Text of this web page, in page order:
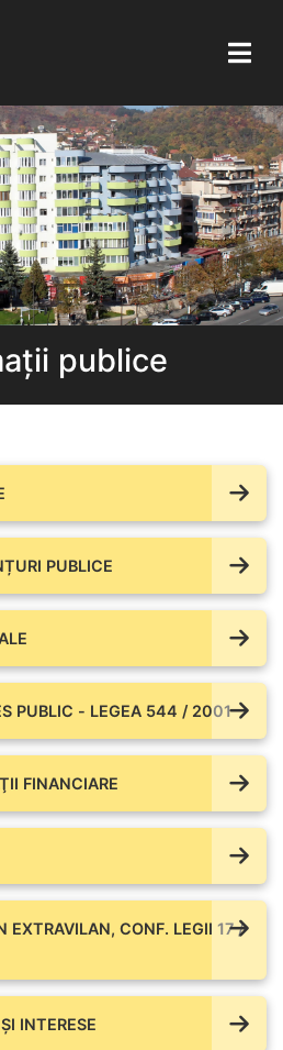
publice
PUBLICE
PUBLIC - LEGEA 544 / 2001
FINANCIARE
EXTRAVILAN, CONF. LEGII 17 /
INTERESE